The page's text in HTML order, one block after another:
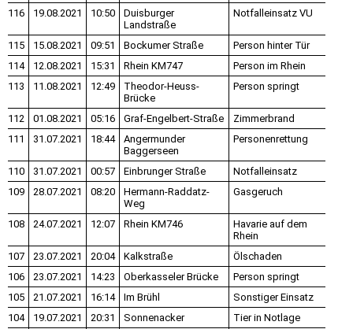
116 19.08.2021 10:50
Duisburger
Landstraße
Notfalleinsatz VU
115 15.08.2021 09:51 Bockumer Straße
Person hinter Tür
114
12.08.2021 15:31 Rhein KM747
Person im Rhein
113
11.08.2021 12:49
Theodor-Heuss-
Brücke
Person springt
112 01.08.2021 05:16 Graf-Engelbert-Straße
Zimmerbrand
111
31.07.2021 18:44
Angermunder
Baggerseen
Personenrettung
110 31.07.2021 00:57 Einbrunger Straße
Notfalleinsatz
109
28.07.2021 08:20
Hermann-Raddatz-
Weg
Gasgeruch
108 24.07.2021 12:07 Rhein KM746
Havarie auf dem
Rhein
107
23.07.2021 20:04 Kalkstraße
Ölschaden
106
23.07.2021 14:23 Oberkasseler Brücke
Person springt
105
21.07.2021 16:14 Im Brühl
Sonstiger Einsatz
104
19.07.2021 20:31 Sonnenacker
Tier in Notlage